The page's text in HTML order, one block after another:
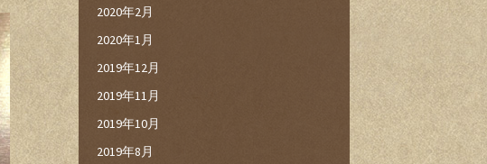
2020年2月
2020年1月
2019年12月
2019年11月
2019年10月
2019年8月